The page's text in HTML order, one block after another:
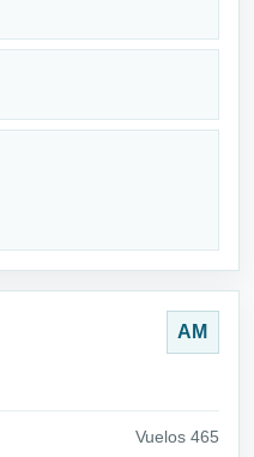
AM
Vuelos 465